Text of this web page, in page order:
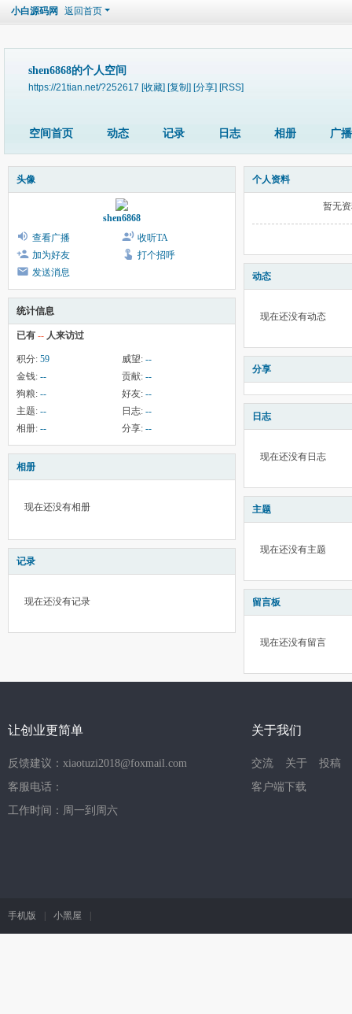
小白源码网 返回首页
shen6868的个人空间
https://21tian.net/?252617 [收藏] [复制] [分享] [RSS]
空间首页 动态 记录 日志 相册 广播
头像
shen6868
查看广播
收听TA
加为好友
打个招呼
发送消息
统计信息
已有 -- 人来访过
积分: 59 威望: --
金钱: -- 贡献: --
狗粮: -- 好友: --
主题: -- 日志: --
相册: -- 分享: --
相册
现在还没有相册
记录
现在还没有记录
个人资料
暂无
动态
现在还没有动态
分享
日志
现在还没有日志
主题
现在还没有主题
留言板
现在还没有留言
让创业更简单
反馈建议：xiaotuzi2018@foxmail.com
客服电话：
工作时间：周一到周六
关于我们
交流 关于
投稿
客户端下载
手机版 小黑屋